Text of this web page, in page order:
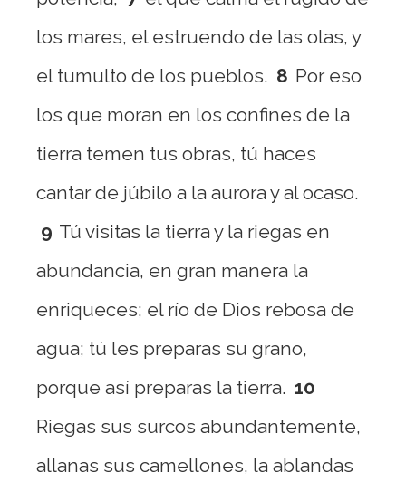
los mares, el estruendo de las olas, y
el tumulto de los pueblos. 8 Por eso
los que moran en los confines de la
tierra temen tus obras, tú haces
cantar de júbilo a la aurora y al ocaso.
9 Tú visitas la tierra y la riegas en
abundancia, en gran manera la
enriqueces; el río de Dios rebosa de
agua; tú les preparas su grano,
porque así preparas la tierra. 10
Riegas sus surcos abundantemente,
allanas sus camellones, la ablandas